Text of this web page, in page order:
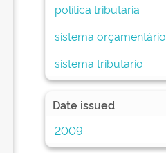
política tributária
sistema orçamentário
sistema tributário
Date issued
2009